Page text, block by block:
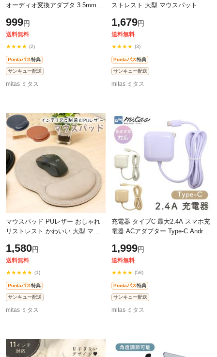
オーディオ変換アダプタ 3.5mmミ
入力 対応 小型軽量 5.1ch/3Dサラ
ウン
999円
送料無料
★★★★ (2)
Pontaパス特典
サンキュー配送
mitas ミタス
ストレスト 大型 マウスパット 猫
一体型 手首 負担軽減 滑り止め ズ
レ
1,679円
送料無料
★★★★ (3)
Pontaパス特典
サンキュー配送
mitas ミタス
マウスパッド PUレザー おしゃれ
リストレスト かわいい 大型 マウ
きめ 高級感 クッション オフィス
テ
1,580円
送料無料
★★★★★ (1)
Pontaパス特典
サンキュー配送
mitas ミタス
充電器 タイプC 最大2.4A スマホ充
電器 ACアダプター Type-C Android
型 タブレット au 急速充電器 スマ
1,999円
送料無料
★★★★ (58)
Pontaパス特典
サンキュー配送
mitas ミタス